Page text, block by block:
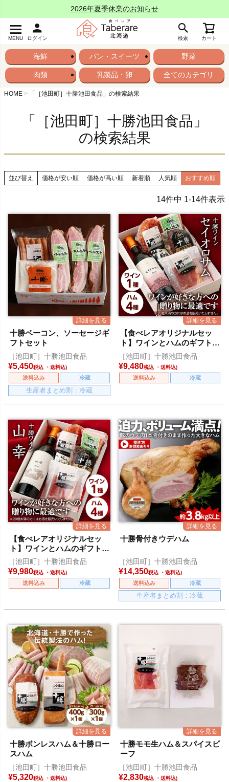
2026年夏季休業のお知らせ
MENU ログイン 検索 カート
海鮮 パン・スイーツ 野菜
肉類 乳製品・卵 全てのカテゴリ
HOME 「［池田町］十勝池田食品」の検索結果
「［池田町］十勝池田食品」
の検索結果
並び替え 価格が安い順 価格が高い順 新着順 人気順 おすすめ順
14件中 1-14件表示
十勝ベーコン、ソーセージギ
フトセット
［池田町］十勝池田食品
¥5,450税込
送料込み 冷蔵
生産者まとめ割：冷蔵
【食べレアオリジナルセッ
ト】ワインとハムのギフトセ
ット(セイオロサム)
［池田町］十勝池田食品
¥9,480税込
送料込み 冷蔵
【食べレアオリジナルセッ
ト】ワインとハムのギフトセ
ット(山幸)
［池田町］十勝池田食品
¥9,980税込
送料込み 冷蔵
十勝骨付きウデハム
［池田町］十勝池田食品
¥14,350税込
送料込み 冷蔵
生産者まとめ割：冷蔵
十勝ボンレスハム＆十勝ロー
スハム
［池田町］十勝池田食品
¥5,320税込
十勝モモ生ハム＆スパイスビ
ーフ
［池田町］十勝池田食品
¥2,830税込